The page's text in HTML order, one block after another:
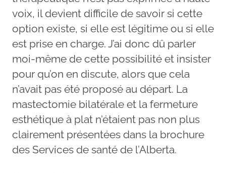
voix, il devient difficile de savoir si cette
option existe, si elle est légitime ou si elle
est prise en charge. J’ai donc dû parler
moi-même de cette possibilité et insister
pour qu’on en discute, alors que cela
n’avait pas été proposé au départ. La
mastectomie bilatérale et la fermeture
esthétique à plat n’étaient pas non plus
clairement présentées dans la brochure
des Services de santé de l’Alberta.